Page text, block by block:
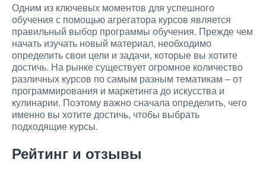
Одним из ключевых моментов для успешного
обучения с помощью агрегатора курсов является
правильный выбор программы обучения. Прежде чем
начать изучать новый материал, необходимо
определить свои цели и задачи, которые вы хотите
достичь. На рынке существует огромное количество
различных курсов по самым разным тематикам – от
программирования и маркетинга до искусства и
кулинарии. Поэтому важно сначала определить, чего
именно вы хотите достичь, чтобы выбрать
подходящие курсы.
Рейтинг и отзывы